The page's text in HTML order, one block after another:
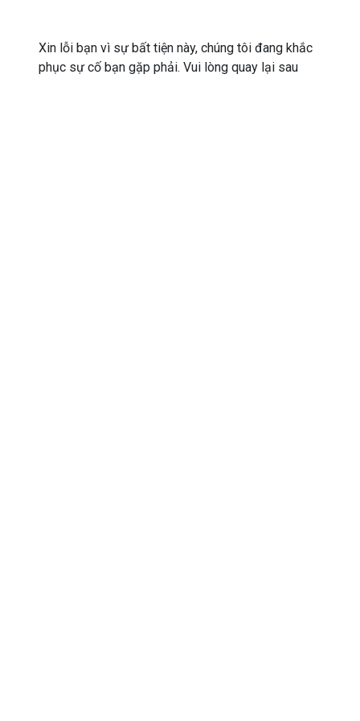
Xin lỗi bạn vì sự bất tiện này, chúng tôi đang khắc
phục sự cố bạn gặp phải. Vui lòng quay lại sau